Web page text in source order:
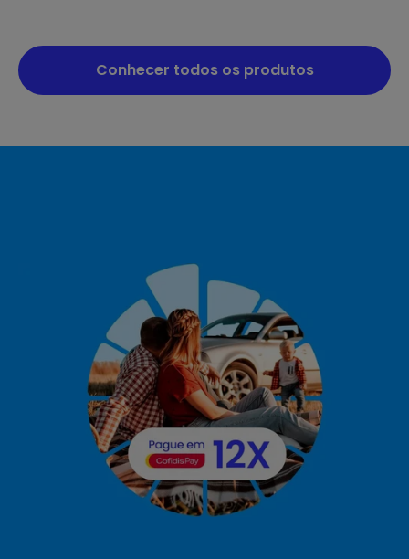
Conhecer todos os produtos